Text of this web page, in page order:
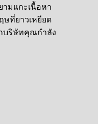
มแกะเนื้อหา
ษที่ยาวเหยียด
บริษัทคุณกำลัง